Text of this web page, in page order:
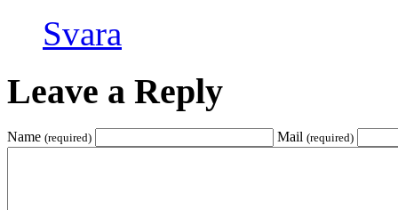
Svara
Leave a Reply
Name (required) Mail (required)